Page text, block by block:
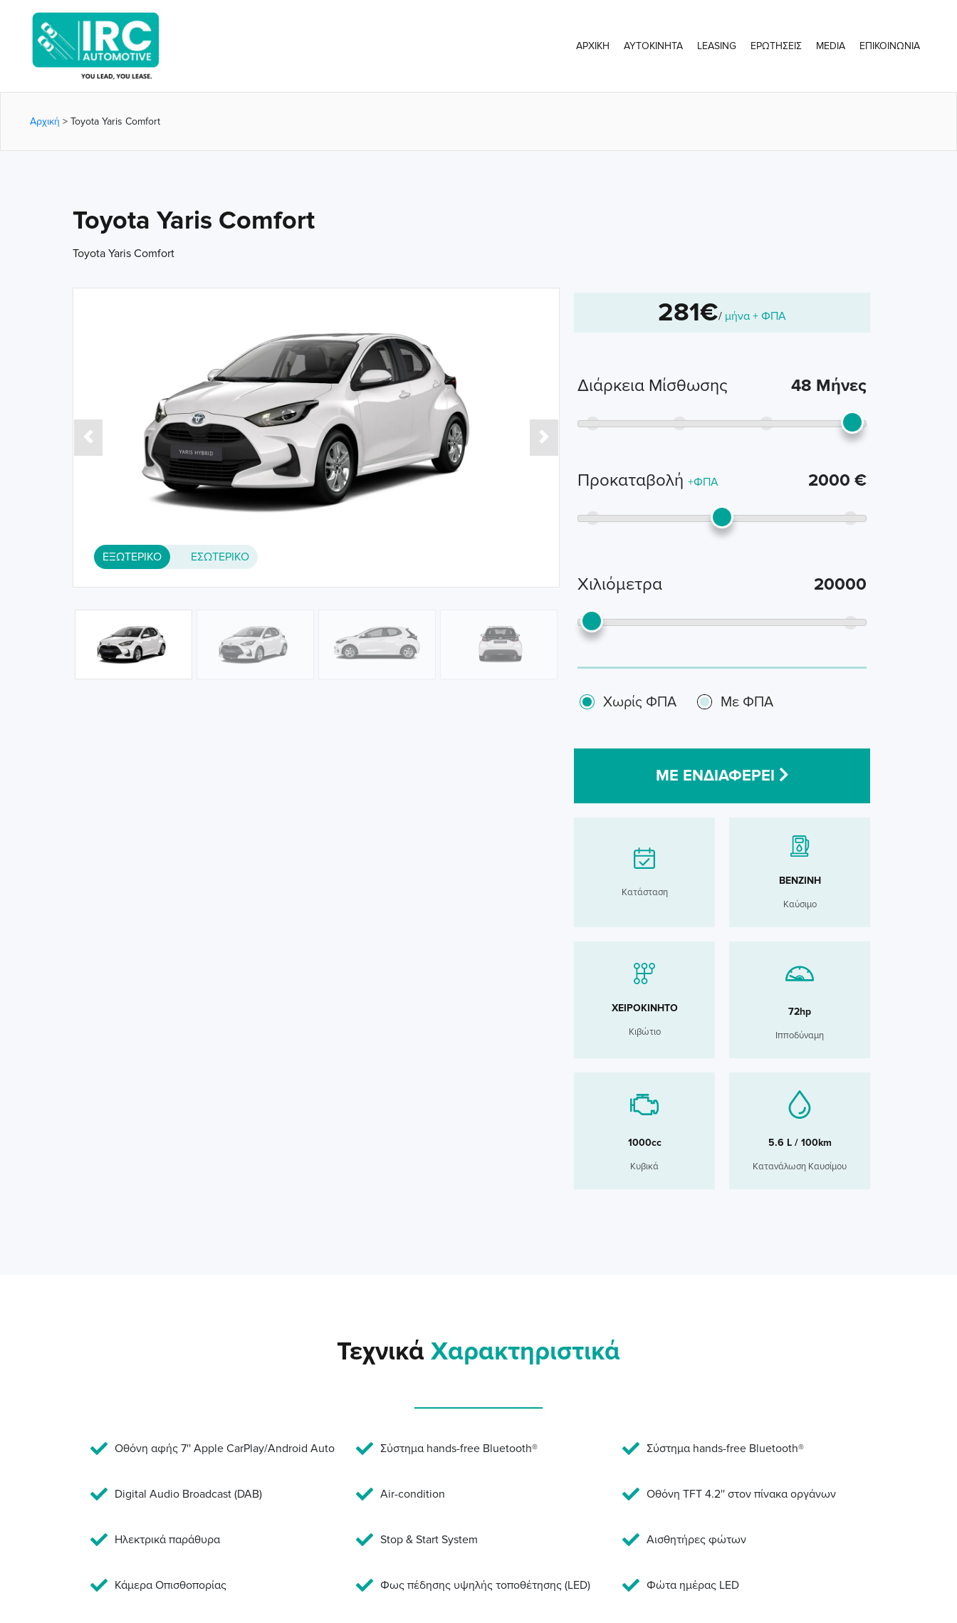
ΑΡΧΙΚΗ ΑΥΤΟΚΙΝΗΤΑ LEASING ΕΡΩΤΗΣΕΙΣ MEDIA ΕΠΙΚΟΙΝΩΝΙΑ
Αρχική > Toyota Yaris Comfort
Toyota Yaris Comfort
Toyota Yaris Comfort
ΕΞΩΤΕΡΙΚΟ ΕΣΩΤΕΡΙΚΟ
281 / μήνα + ΦΠΑ
Διάρκεια Μίσθωσης 48 Μήνες
Προκαταβολή +ΦΠΑ 2000 €
Χιλιόμετρα 20000
Χωρίς ΦΠΑ Με ΦΠΑ
ΜΕ ΕΝΔΙΑΦΕΡΕΙ
Κατάσταση
ΒΕΝΖΙΝΗ
Καύσιμο
ΧΕΙΡΟΚΙΝΗΤΟ
Κιβώτιο
72hp
Ιπποδύναμη
1000cc
Κυβικά
5.6 L / 100km
Κατανάλωση Καυσίμου
Τεχνικά Χαρακτηριστικά
Οθόνη αφής 7'' Apple CarPlay/Android Auto Σύστημα hands-free Bluetooth® Σύστημα hands-free Bluetooth®
Digital Audio Broadcast (DAB) Air-condition Οθόνη TFT 4.2'' στον πίνακα οργάνων
Hλεκτρικά παράθυρα Stop & Start System Αισθητήρες φώτων
Κάμερα Οπισθοπορίας Φως πέδησης υψηλής τοποθέτησης (LED) Φώτα ημέρας LED